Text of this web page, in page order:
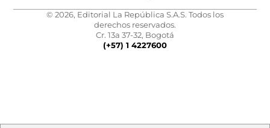
© 2026, Editorial La República S.A.S. Todos los
derechos reservados.
Cr. 13a 37-32, Bogotá
(+57) 1 4227600